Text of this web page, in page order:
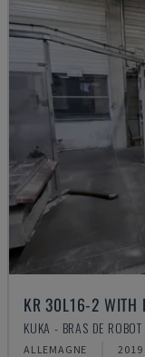
KR 30L16-2 WITH
KUKA - BRAS DE ROBOT
ALLEMAGNE 2019